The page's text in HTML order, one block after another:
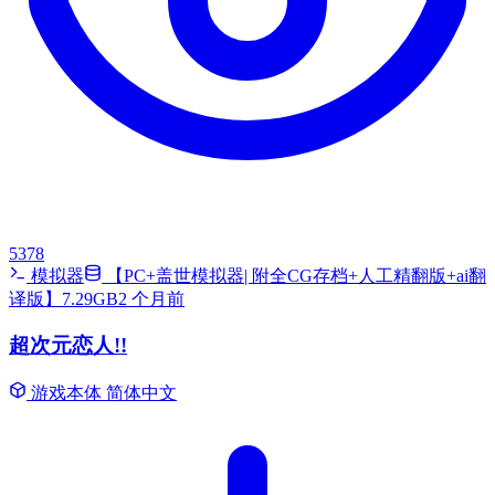
5378
模拟器
【PC+盖世模拟器| 附全CG存档+人工精翻版+ai翻
译版】7.29GB2 个月前
超次元恋人!!
游戏本体 简体中文